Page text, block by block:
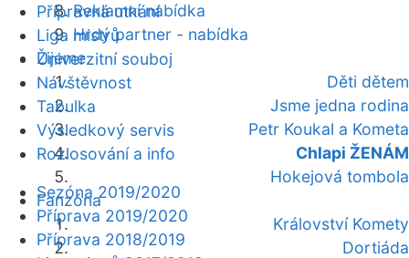
Reklamní nabídka
Hrdý partner - nabídka
Žijeme
Děti dětem
Jsme jedna rodina
Petr Koukal a Kometa
Chlapi ŽENÁM
Hokejová tombola
Fanzóna
Království Komety
Dortiáda
Přípravná utkání
Liga mistrů
Univerzitní souboj
Návštěvnost
Tabulka
Výsledkový servis
Rozlosování a info
Sezóna 2019/2020
Příprava 2019/2020
Příprava 2018/2019